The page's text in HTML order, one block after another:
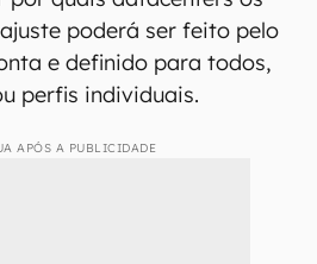
poderá ser feito pelo
e definido para todos,
perfis individuais.
APÓS A PUBLICIDADE